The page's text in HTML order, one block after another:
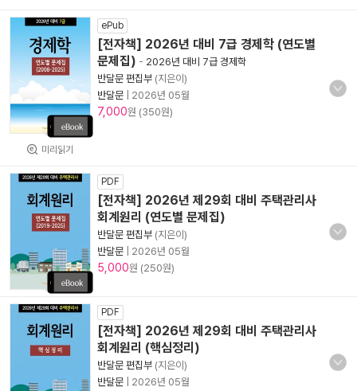
미리읽기
ePub
[전자책] 2026년 대비 7급 경제학 (연도별
문제집) - 2026년 대비 7급 경제학
반달문 편집부 (지은이)
반달문
2026년 05월
7,000원 (350원)
PDF
[전자책] 2026년 제29회 대비 주택관리사
회계원리 (연도별 문제집)
반달문 편집부 (지은이)
반달문
2026년 05월
5,000원 (250원)
PDF
[전자책] 2026년 제29회 대비 주택관리사
회계원리 (핵심정리)
반달문 편집부 (지은이)
반달문
2026년 05월